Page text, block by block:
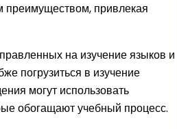
преимуществом, привлекая
на изучение языков и
погрузиться в изучение
могут использовать
обогащают учебный процесс.